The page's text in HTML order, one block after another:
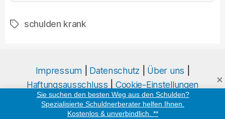
Schlagwörter
schulden krank
Impressum Datenschutz Über uns
Haftungsausschluss| Cookie-Einstellungen
© 2026 schuldnerberatungen.org Hoch
Sie suchen den besten Weg aus den Schulden?
Spezialisierte Schuldnerberater helfen Ihnen.
Kostenlos & unverbindlich. **